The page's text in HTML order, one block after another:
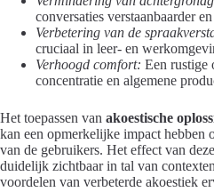
conversaties verstaanbaarder
Verbetering van de
cruciaal in leer- en
Verhoogd comfort: Een rustige
concentratie en algemene
Het toepassen van akoestische
kan een opmerkelijke impact hebben
van de gebruikers. Het effect van
duidelijk zichtbaar in tal van
voordelen van verbeterde akoestiek